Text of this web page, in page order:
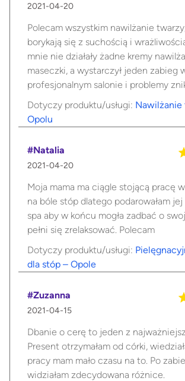
2021-04-20
Polecam wszystkim nawilżanie
borykają się z suchością i
mnie nie działały żadne kremy
maseczki, a wystarczył jeden zabieg
profesjonalnym salonie i problemy
Dotyczy produktu/usługi:
Opolu
#Natalia
2021-04-20
Moja mama ma ciągle stojącą pracę
na bóle stóp dlatego podarowałam
spa aby w końcu mogła zadbać o
pełni się zrelaksować. Polecam
Dotyczy produktu/usługi:
dla stóp – Opole
#Zuzanna
2021-04-15
Dbanie o cerę to jeden z
Present otrzymałam od córki,
pracy mam mało czasu na to. Po
widziałam zdecydowana różnice.